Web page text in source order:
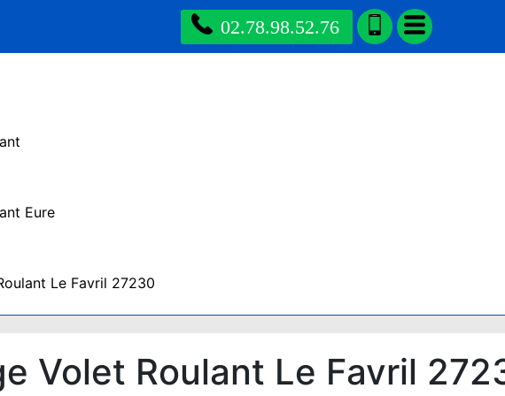
02.78.98.52.76
Eure
Le Favril 27230
Volet Roulant Le Favril